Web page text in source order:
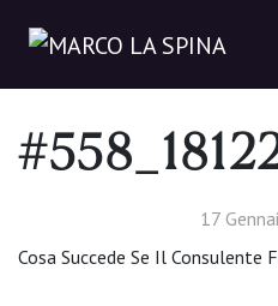
Navigazione
17
Cosa Succede Se Il Consulente